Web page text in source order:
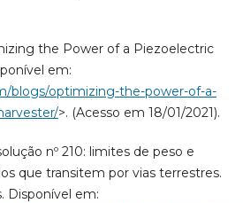
the Power of a Piezoelectric
em:
blogs/optimizing-the-power-of-a-
>. (Acesso em 18/01/2021).
nº 210: limites de peso e
que transitem por vias terrestres.
Disponível em: